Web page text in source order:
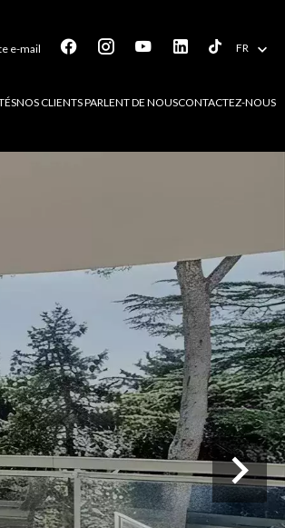
e-mail FR
NOS CLIENTS PARLENT DE NOUSCONTACTEZ-NOUS